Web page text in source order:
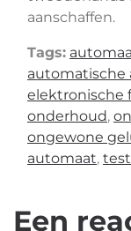
aanschaffen.
Tags:
automatische
elektronische
onderhoud,
ongewone
automaat,
Een